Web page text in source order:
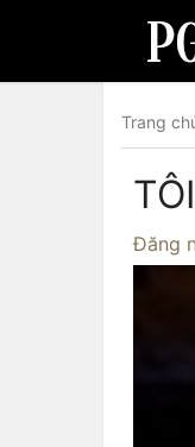
Trang
Đăng